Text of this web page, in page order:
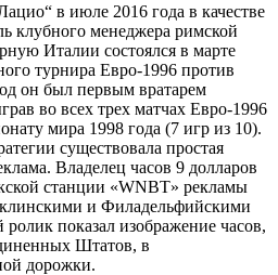
в июле 2016 года в качестве
клубного менеджера римской
Италии состоялся в марте
турнира Евро-1996 против
он был первым вратарем
во всех трех матчах Евро-1996
мира 1998 года (7 игр из 10).
существовала простая
Владелец часов 9 долларов
станции «WNBT» рекламы
и Филадельфийскими
показал изображение часов,
Штатов, в
дорожки.